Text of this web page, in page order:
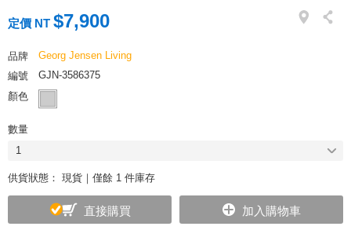
定價 NT $7,900
品牌
Georg Jensen Living
編號
GJN-3586375
顏色
數量
1
供貨狀態： 現貨｜僅餘 1 件庫存
直接購買 加入購物車